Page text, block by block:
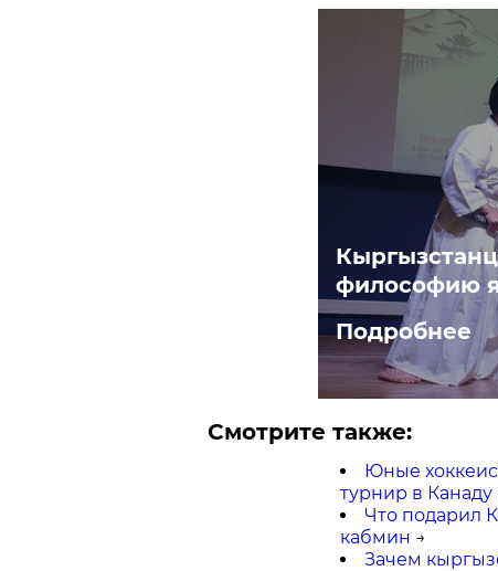
философию
Подробнее
Смотрите также:
Юные
турнир в Канаду
Что подарил
кабмин →
Зачем